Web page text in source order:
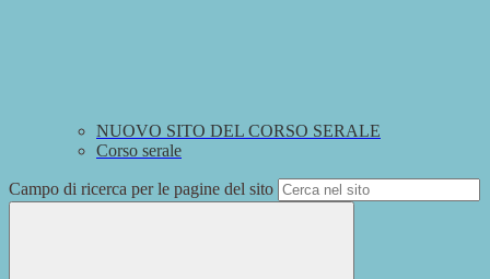
NUOVO SITO DEL CORSO SERALE
Corso serale
Campo di ricerca per le pagine del sito